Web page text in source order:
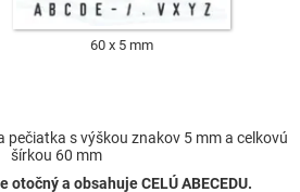
60 x 5 mm
pečiatka s výškou znakov 5 mm a celkovú
šírkou 60 mm
otočný a obsahuje CELÚ ABECEDU.